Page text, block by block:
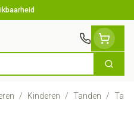
Zoek
/ Kinderen / Tanden /